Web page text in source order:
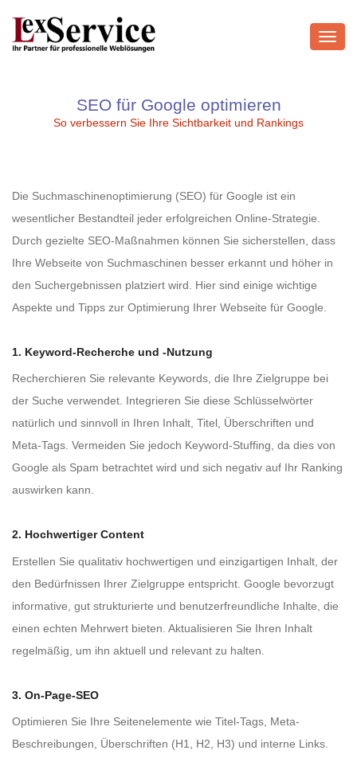
SEO für Google optimieren
So verbessern Sie Ihre Sichtbarkeit und Rankings
Die Suchmaschinenoptimierung (SEO) für Google ist ein
wesentlicher Bestandteil jeder erfolgreichen Online-Strategie.
Durch gezielte SEO-Maßnahmen können Sie sicherstellen, dass
Ihre Webseite von Suchmaschinen besser erkannt und höher in
den Suchergebnissen platziert wird. Hier sind einige wichtige
Aspekte und Tipps zur Optimierung Ihrer Webseite für Google.
1. Keyword-Recherche und -Nutzung
Recherchieren Sie relevante Keywords, die Ihre Zielgruppe bei
der Suche verwendet. Integrieren Sie diese Schlüsselwörter
natürlich und sinnvoll in Ihren Inhalt, Titel, Überschriften und
Meta-Tags. Vermeiden Sie jedoch Keyword-Stuffing, da dies von
Google als Spam betrachtet wird und sich negativ auf Ihr Ranking
auswirken kann.
2. Hochwertiger Content
Erstellen Sie qualitativ hochwertigen und einzigartigen Inhalt, der
den Bedürfnissen Ihrer Zielgruppe entspricht. Google bevorzugt
informative, gut strukturierte und benutzerfreundliche Inhalte, die
einen echten Mehrwert bieten. Aktualisieren Sie Ihren Inhalt
regelmäßig, um ihn aktuell und relevant zu halten.
3. On-Page-SEO
Optimieren Sie Ihre Seitenelemente wie Titel-Tags, Meta-
Beschreibungen, Überschriften (H1, H2, H3) und interne Links.